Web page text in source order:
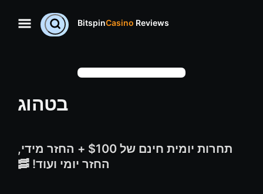
BitspinCasino Reviews
בטהוג
תחרות יומית חינם של $100 + החזר מידי,
החזר יומי ועוד! 🥓